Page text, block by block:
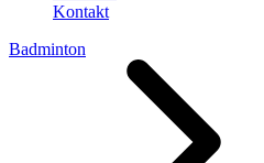
Kontakt
Badminton